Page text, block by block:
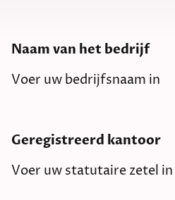
Naam van het bedrijf
Voer uw bedrijfsnaam in
Geregistreerd kantoor
Voer uw statutaire zetel in